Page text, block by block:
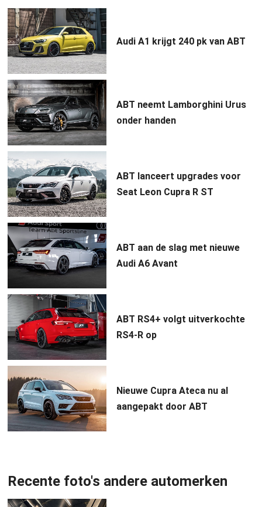
Audi A1 krijgt 240 pk van ABT
ABT neemt Lamborghini Urus
onder handen
ABT lanceert upgrades voor
Seat Leon Cupra R ST
ABT aan de slag met nieuwe
Audi A6 Avant
ABT RS4+ volgt uitverkochte
RS4-R op
Nieuwe Cupra Ateca nu al
aangepakt door ABT
Recente foto's andere automerken